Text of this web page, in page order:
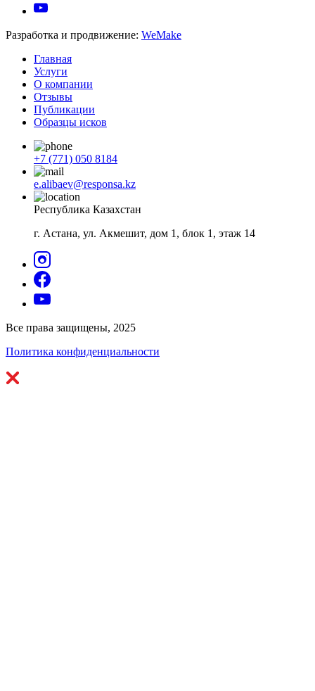
Разработка и продвижение: WeMake
Главная
Услуги
О компании
Отзывы
Публикации
Образцы исков
+7 (771) 050 8184
e.alibaev@responsa.kz
Республика Казахстан
г. Астана, ул. Акмешит, дом 1, блок 1, этаж 14
Все права защищены, 2025
Политика конфиденциальности